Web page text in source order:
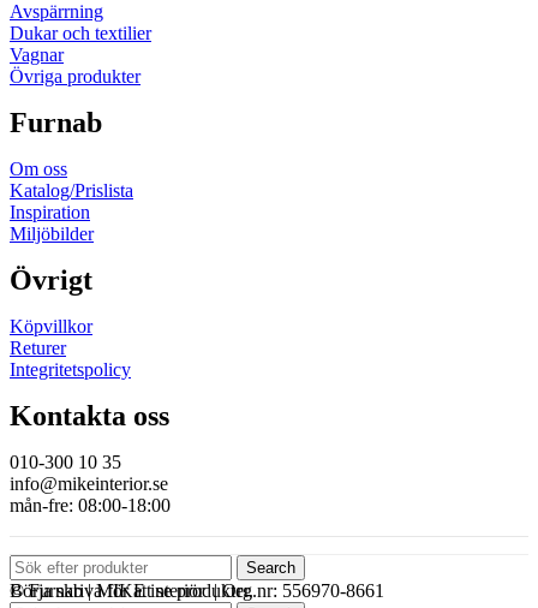
Avspärrning
Dukar och textilier
Vagnar
Övriga produkter
Furnab
Om oss
Katalog/Prislista
Inspiration
Miljöbilder
Övrigt
Köpvillkor
Returer
Integritetspolicy
Kontakta oss
010-300 10 35
info@mikeinterior.se
mån-fre: 08:00-18:00
© Furnab | MIKE interiör | Org.nr: 556970-8661
Search
Börja skriva för att se produkter.